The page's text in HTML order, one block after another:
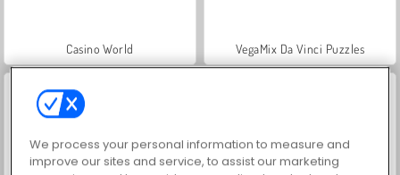
Casino World VegaMix Da Vinci Puzzles
We process your personal information to measure and
improve our sites and service, to assist our marketing